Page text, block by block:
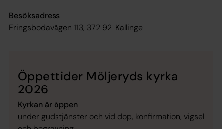
Besöksadress
Eringsbodavägen 113, 372 92 Kallinge
Öppettider Möljeryds kyrka
2026
Kyrkan är öppen
under gudstjänster och vid dop, konfirmation, vigsel